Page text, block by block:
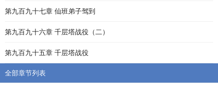
第九百九十七章 仙班弟子驾到
第九百九十六章 千层塔战役（二）
第九百九十五章 千层塔战役
全部章节列表